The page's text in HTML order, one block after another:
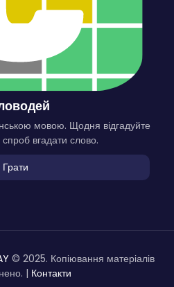
мовою. Щодня відгадуйте
вгадати слово.
Грати
© 2025. Копіювання матеріалів
| Контакти